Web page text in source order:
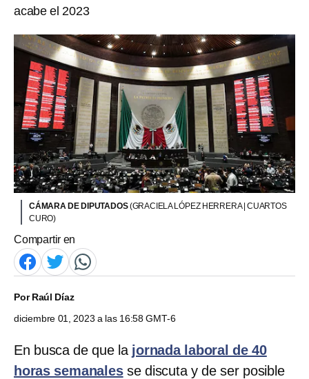
acabe el 2023
CÁMARA DE DIPUTADOS(GRACIELA LÓPEZ HERRERA | CUARTOS
CURO)
Compartir en
PorRaúl Díaz
diciembre 01, 2023 a las 16:58 GMT-6
En busca de que la jornada laboral de 40
horas semanalesse discuta y de ser posible